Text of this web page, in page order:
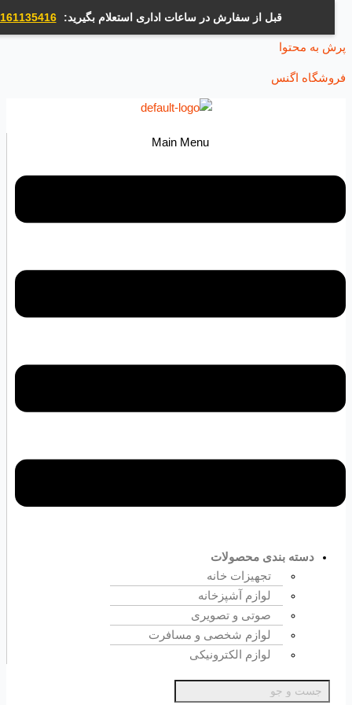
قبل از سفارش در ساعات اداری استعلام بگیرید: 09161135416
محتوا
اگنس
Main Menu
دسته بندی محصولات
تجهیزات خانه
لوازم آشپزخانه
صوتی و تصویری
لوازم شخصی و مسافرت
لوازم الکترونیکی